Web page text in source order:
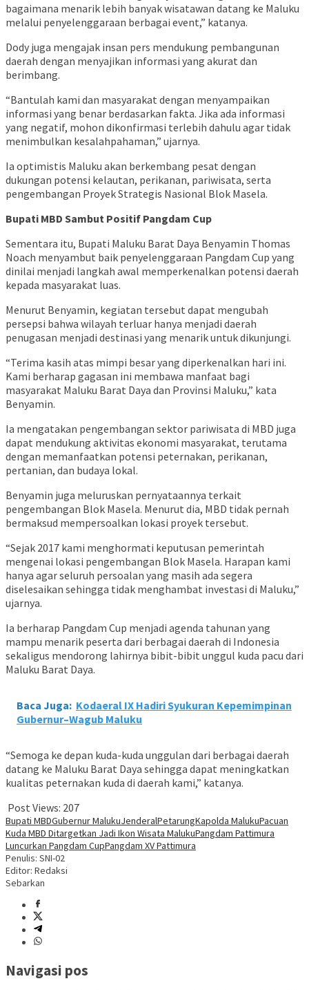
bagaimana menarik lebih banyak wisatawan datang ke Maluku
melalui penyelenggaraan berbagai event,” katanya.
Dody juga mengajak insan pers mendukung pembangunan
daerah dengan menyajikan informasi yang akurat dan
berimbang.
“Bantulah kami dan masyarakat dengan menyampaikan
informasi yang benar berdasarkan fakta. Jika ada informasi
yang negatif, mohon dikonfirmasi terlebih dahulu agar tidak
menimbulkan kesalahpahaman,” ujarnya.
Ia optimistis Maluku akan berkembang pesat dengan
dukungan potensi kelautan, perikanan, pariwisata, serta
pengembangan Proyek Strategis Nasional Blok Masela.
Bupati MBD Sambut Positif Pangdam Cup
Sementara itu, Bupati Maluku Barat Daya Benyamin Thomas
Noach menyambut baik penyelenggaraan Pangdam Cup yang
dinilai menjadi langkah awal memperkenalkan potensi daerah
kepada masyarakat luas.
Menurut Benyamin, kegiatan tersebut dapat mengubah
persepsi bahwa wilayah terluar hanya menjadi daerah
penugasan menjadi destinasi yang menarik untuk dikunjungi.
“Terima kasih atas mimpi besar yang diperkenalkan hari ini.
Kami berharap gagasan ini membawa manfaat bagi
masyarakat Maluku Barat Daya dan Provinsi Maluku,” kata
Benyamin.
Ia mengatakan pengembangan sektor pariwisata di MBD juga
dapat mendukung aktivitas ekonomi masyarakat, terutama
dengan memanfaatkan potensi peternakan, perikanan,
pertanian, dan budaya lokal.
Benyamin juga meluruskan pernyataannya terkait
pengembangan Blok Masela. Menurut dia, MBD tidak pernah
bermaksud mempersoalkan lokasi proyek tersebut.
“Sejak 2017 kami menghormati keputusan pemerintah
mengenai lokasi pengembangan Blok Masela. Harapan kami
hanya agar seluruh persoalan yang masih ada segera
diselesaikan sehingga tidak menghambat investasi di Maluku,”
ujarnya.
Ia berharap Pangdam Cup menjadi agenda tahunan yang
mampu menarik peserta dari berbagai daerah di Indonesia
sekaligus mendorong lahirnya bibit-bibit unggul kuda pacu dari
Maluku Barat Daya.
Baca Juga: Kodaeral IX Hadiri Syukuran Kepemimpinan
Gubernur–Wagub Maluku
“Semoga ke depan kuda-kuda unggulan dari berbagai daerah
datang ke Maluku Barat Daya sehingga dapat meningkatkan
kualitas peternakan kuda di daerah kami,” katanya.
Post Views: 207
Bupati MBDGubernur MalukuJenderalPetarungKapolda MalukuPacuan
Kuda MBD Ditargetkan Jadi Ikon Wisata MalukuPangdam Pattimura
Luncurkan Pangdam CupPangdam XV Pattimura
Penulis: SNI-02
Editor: Redaksi
Sebarkan
Navigasi pos